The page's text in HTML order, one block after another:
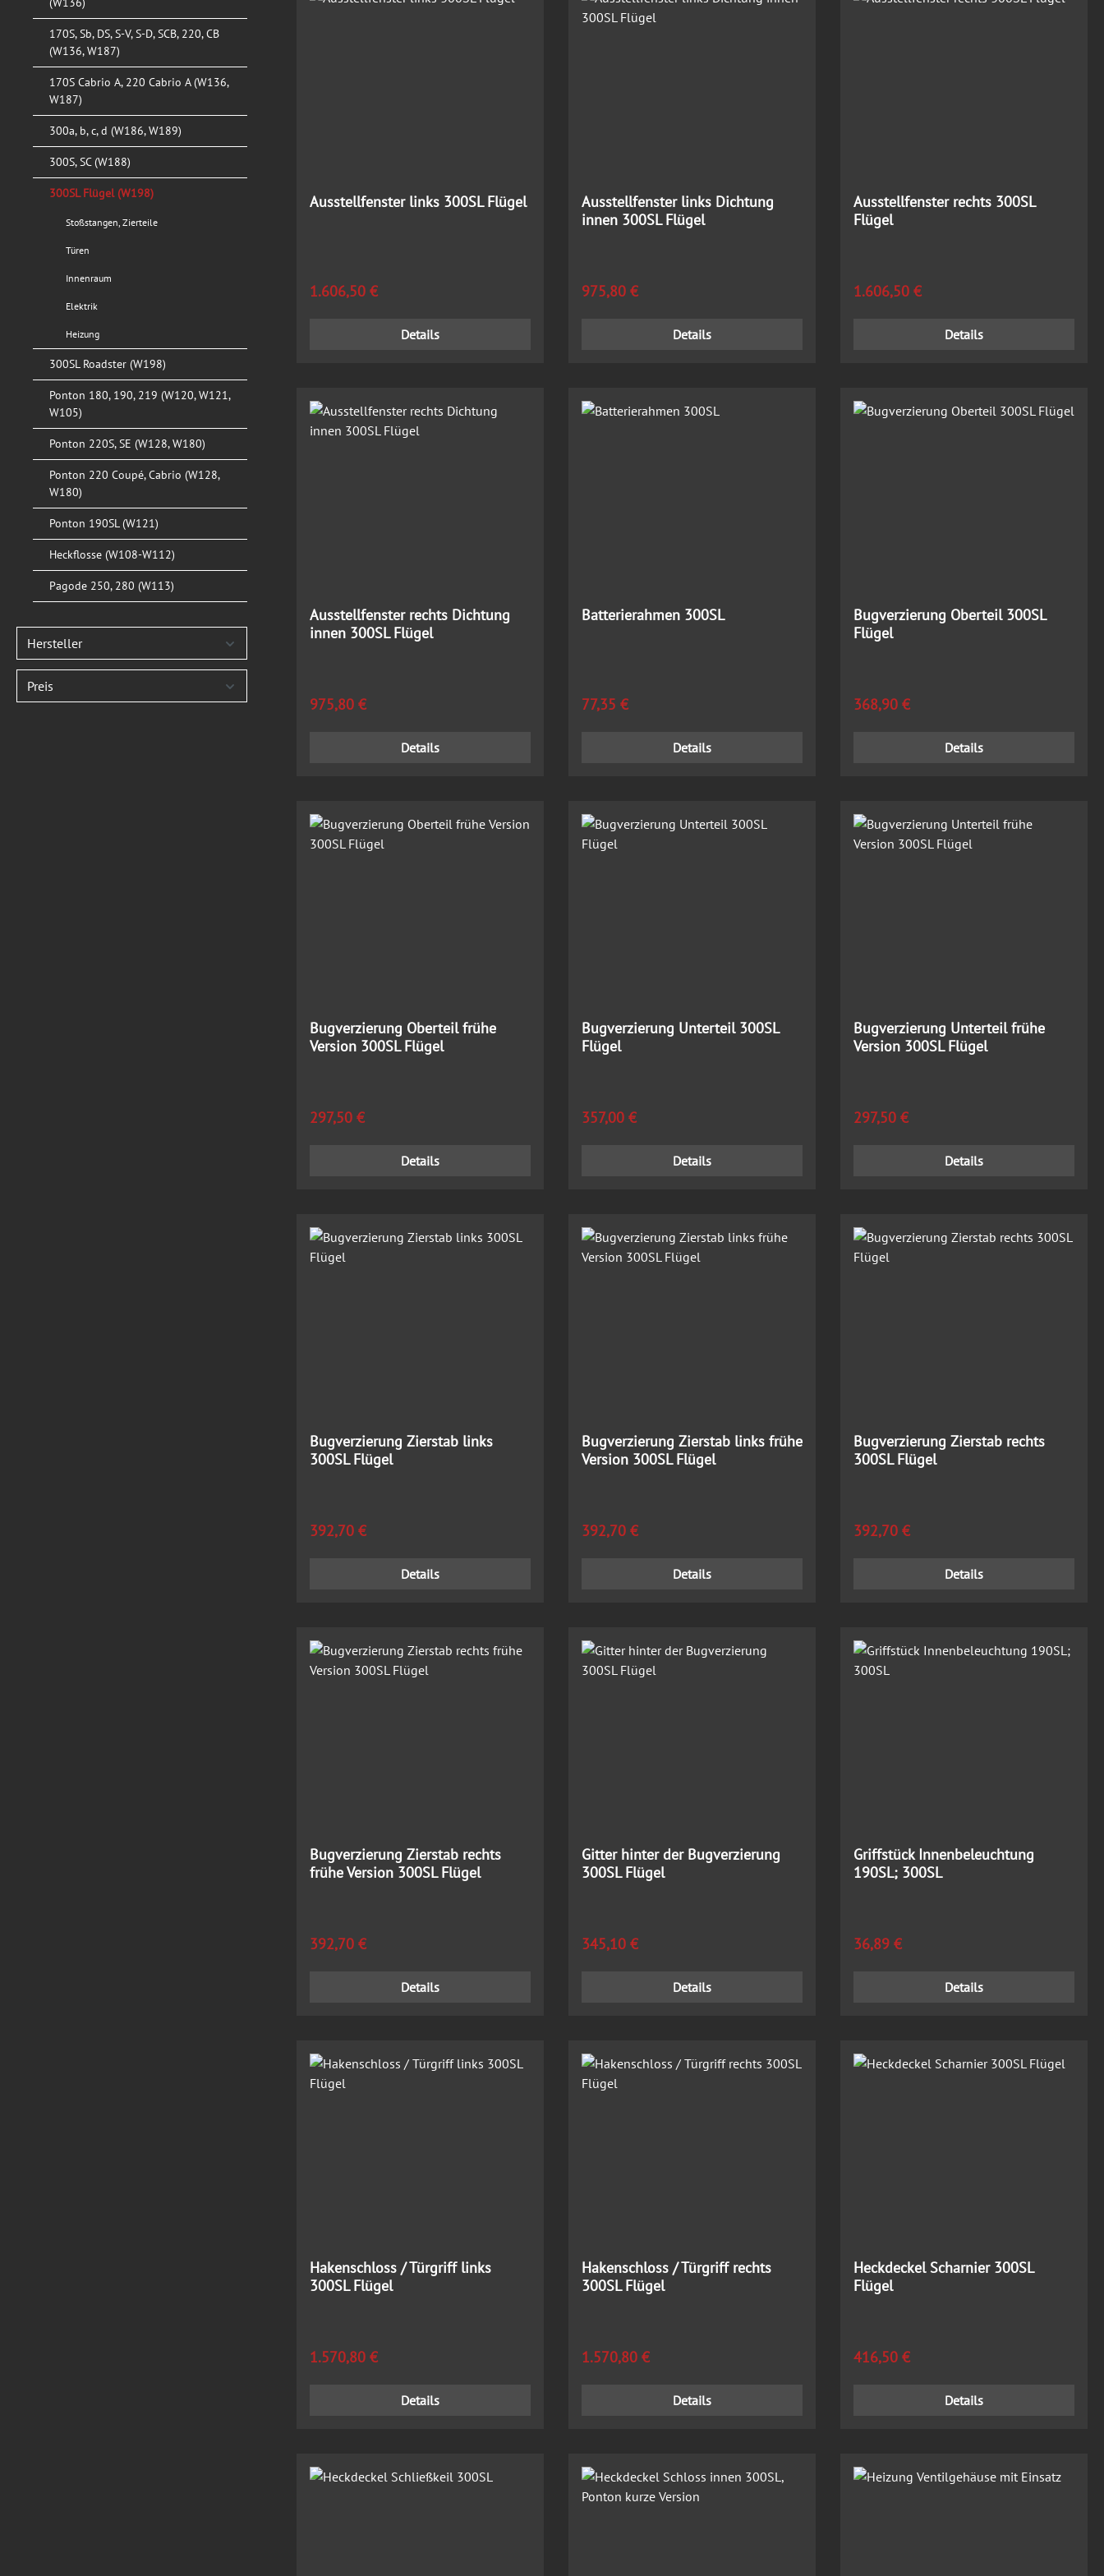
170S, Sb, DS, S-V, S-D, SCB, 220, CB
(W136, W187)
170S Cabrio A, 220 Cabrio A (W136,
W187)
300a, b, c, d (W186, W189)
300S, SC (W188)
300SL Flügel (W198)
Stoßstangen, Zierteile
Türen
Innenraum
Elektrik
Heizung
300SL Roadster (W198)
Ponton 180, 190, 219 (W120, W121,
W105)
Ponton 220S, SE (W128, W180)
Ponton 220 Coupé, Cabrio (W128,
W180)
Ponton 190SL (W121)
Heckflosse (W108-W112)
Pagode 250, 280 (W113)
Hersteller
Preis
Ausstellfenster links 300SL Flügel
Regulärer Preis:
1.606,50 €
Details
Ausstellfenster links Dichtung
innen 300SL Flügel
Regulärer Preis:
975,80 €
Details
Ausstellfenster rechts 300SL
Flügel
Regulärer Preis:
1.606,50 €
Details
Ausstellfenster rechts Dichtung
innen 300SL Flügel
Regulärer Preis:
975,80 €
Details
Batterierahmen 300SL
Regulärer Preis:
77,35 €
Details
Bugverzierung Oberteil 300SL
Flügel
Regulärer Preis:
368,90 €
Details
Bugverzierung Oberteil frühe
Version 300SL Flügel
Regulärer Preis:
297,50 €
Details
Bugverzierung Unterteil 300SL
Flügel
Regulärer Preis:
357,00 €
Details
Bugverzierung Unterteil frühe
Version 300SL Flügel
Regulärer Preis:
297,50 €
Details
Bugverzierung Zierstab links
300SL Flügel
Regulärer Preis:
392,70 €
Details
Bugverzierung Zierstab links frühe
Version 300SL Flügel
Regulärer Preis:
392,70 €
Details
Bugverzierung Zierstab rechts
300SL Flügel
Regulärer Preis:
392,70 €
Details
Bugverzierung Zierstab rechts
frühe Version 300SL Flügel
Regulärer Preis:
392,70 €
Details
Gitter hinter der Bugverzierung
300SL Flügel
Regulärer Preis:
345,10 €
Details
Griffstück Innenbeleuchtung
190SL; 300SL
Regulärer Preis:
36,89 €
Details
Hakenschloss / Türgriff links
300SL Flügel
Regulärer Preis:
1.570,80 €
Details
Hakenschloss / Türgriff rechts
300SL Flügel
Regulärer Preis:
1.570,80 €
Details
Heckdeckel Scharnier 300SL
Flügel
Regulärer Preis:
416,50 €
Details